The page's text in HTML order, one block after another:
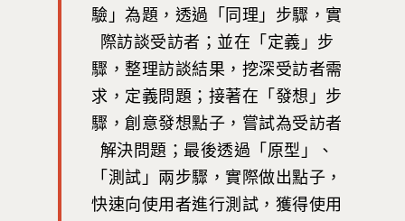
驗」為題，透過「同理」步驟，實
際訪談受訪者；並在「定義」步
驟，整理訪談結果，挖深受訪者需
求，定義問題；接著在「發想」步
驟，創意發想點子，嘗試為受訪者
解決問題；最後透過「原型」、
「測試」兩步驟，實際做出點子，
快速向使用者進行測試，獲得使用
24hrs D
D-Day
領導學分學程
實作中心
探索學習計畫
NTU Beyond Borders
⁺SDGs
EN
Tel : +886 2 3366 1869
Address : 100047臺北
思源街18號卓越研究大
Room 409, Building for
Research Excellence.